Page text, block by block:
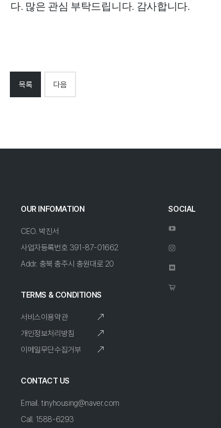
다. 많은 관심 부탁드립니다. 감사합니다.
목록 다음
OUR INFOMATION
CEO. 박진서
사업자등록번호 391-87-01662
Addr. 충북 충주시 충원대로 20
TERMS & CONDITIONS
서비스이용약관
개인정보처리방침
이메일무단수집거부
CONTACT US
Email. tinyhousing@naver.com
Call. 1588-6293
SOCIAL